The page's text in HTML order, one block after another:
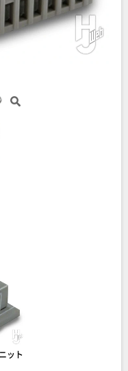
ット